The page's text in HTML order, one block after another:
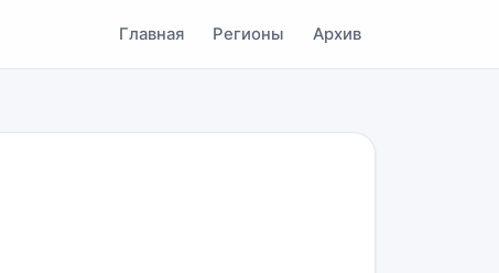
Главная Регионы Архив